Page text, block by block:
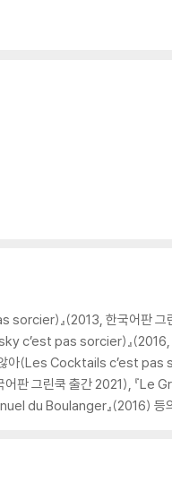
sorcier)』(2013, 한국어판
c’est pas sorcier)』(2016,
아(Les Cocktails c’est pas
그린쿡 출간 2021), 『Le
du Boulanger』(2016) 등